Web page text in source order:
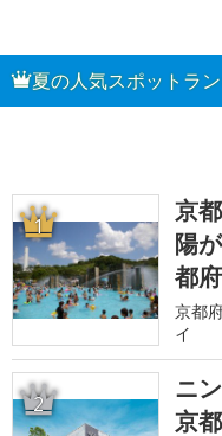
夏の人気スポットラ
1
京
陽
都府
京都
イ
2
ニ
京